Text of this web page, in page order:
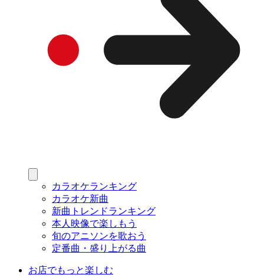
カラオケランキング
カラオケ新曲
新曲トレンドランキング
本人映像で楽しもう
旬のアニソンを歌おう
定番曲・盛り上がる曲
お店でもっと楽しむ